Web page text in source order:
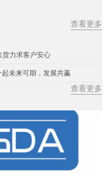
查看更多
货力求客户安心
未来可期，发展共赢
查看更多